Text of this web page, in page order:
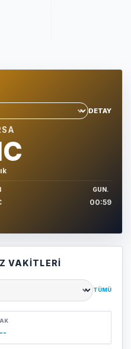
DETAY
GUN.
00:59
VAKITLERI
TÜMÜ